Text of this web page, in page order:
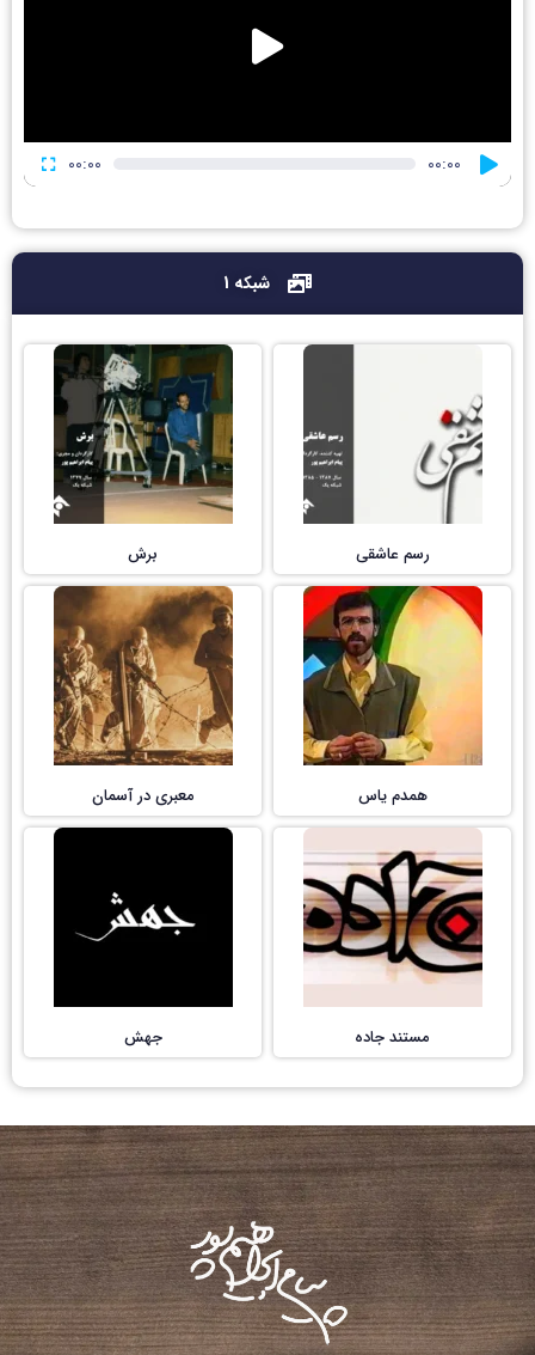
00:00
00:00
شبکه 1
رسم عاشقی برش
همدم یاس معبری در آسمان
مستند جاده جهش